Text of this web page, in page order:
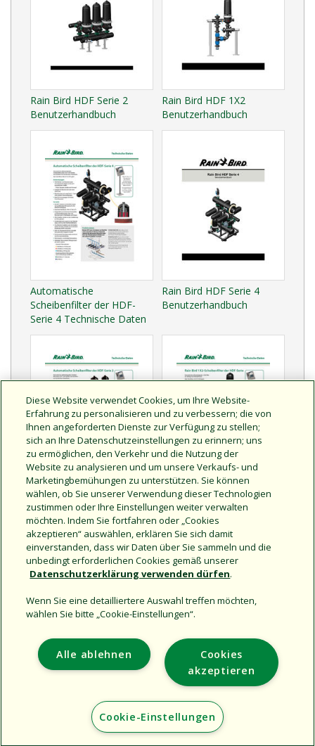
Rain Bird HDF Serie 2
Benutzerhandbuch
Rain Bird HDF 1X2
Benutzerhandbuch
Automatische
Scheibenfilter der HDF-
Serie 4 Technische Daten
Rain Bird HDF Serie 4
Benutzerhandbuch
Automatische
Scheibenfilter der HDF-
Serie 2 Technische Daten
Rain Bird 1X2-
Scheibenfilter der HDF-
Serie Technische Daten
Support
Corporate
Additional Sites
Copyright © 2026 Rain Bird Corporation. All rights reserved.
Diese Website verwendet Cookies, um Ihre Website-
Erfahrung zu personalisieren und zu verbessern; die von
Ihnen angeforderten Dienste zur Verfügung zu stellen;
sich an Ihre Datenschutzeinstellungen zu erinnern; uns
zu ermöglichen, den Verkehr und die Nutzung der
Website zu analysieren und um unsere Verkaufs- und
Marketingbemühungen zu unterstützen. Sie können
wählen, ob Sie unserer Verwendung dieser Technologien
zustimmen oder Ihre Einstellungen weiter verwalten
möchten. Indem Sie fortfahren oder „Cookies
akzeptieren“ auswählen, erklären Sie sich damit
einverstanden, dass wir Daten über Sie sammeln und die
unbedingt erforderlichen Cookies gemäß unserer
Datenschutzerklärung verwenden dürfen.
Wenn Sie eine detailliertere Auswahl treffen möchten,
wählen Sie bitte „Cookie-Einstellungen“.
Cookies
akzeptieren
Alle ablehnen
Cookie-Einstellungen